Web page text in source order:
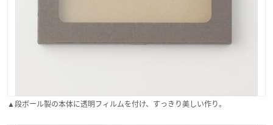
▲段ボール製の本体に透明フィルムを付け、すっきり美しい作り。